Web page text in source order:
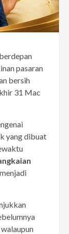
pasaran
bersih
31 Mac
yang dibuat